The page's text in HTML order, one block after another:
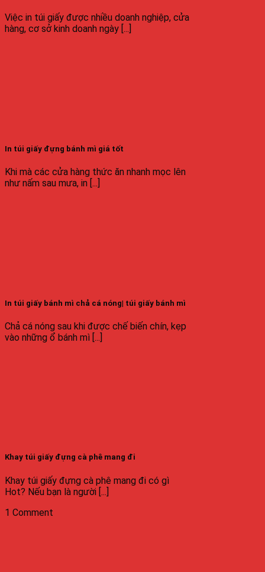
Việc in túi giấy được nhiều doanh nghiệp, cửa
hàng, cơ sở kinh doanh ngày [...]
In túi giấy đựng bánh mì giá tốt
Khi mà các cửa hàng thức ăn nhanh mọc lên
như nấm sau mưa, in [...]
In túi giấy bánh mì chả cá nóng| túi giấy bánh mì
Chả cá nóng sau khi được chế biến chín, kẹp
vào những ổ bánh mì [...]
Khay túi giấy đựng cà phê mang đi
Khay túi giấy đựng cà phê mang đi có gì
Hot? Nếu bạn là người [...]
1 Comment